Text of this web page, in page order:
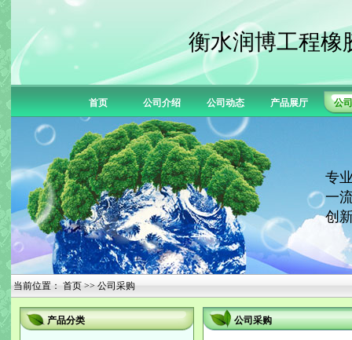
衡水润博工程橡
首页 公司介绍 公司动态 产品展厅 公
专
一
创
当前位置： 首页 >> 公司采购
产品分类 公司采购